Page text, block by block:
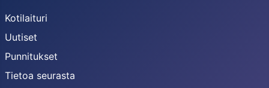
Kotilaituri
Uutiset
Punnitukset
Tietoa seurasta